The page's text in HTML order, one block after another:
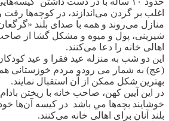
اغلب بر گردن می‌اندازند، در کوچه‌ها رفت
منازل می‌روند و همه با صدای بلند
شیرینی، پول و میوه و مشکل گشا از
اهالی خانه را دعا می‌کنند.
این دو شب به منزله عید فقرا و عید
(عج) به شمار می‌ رودو مردم خوزستانی
بهترین شکل ممکن از آن استقبال نمايند.
در این آیین کهن، صاحب خانه با ریختن
خوشایند بچه‌ها مي باشد در کیسه آن‌ها
بلند آنان برای اهالی خانه می‌کنند.